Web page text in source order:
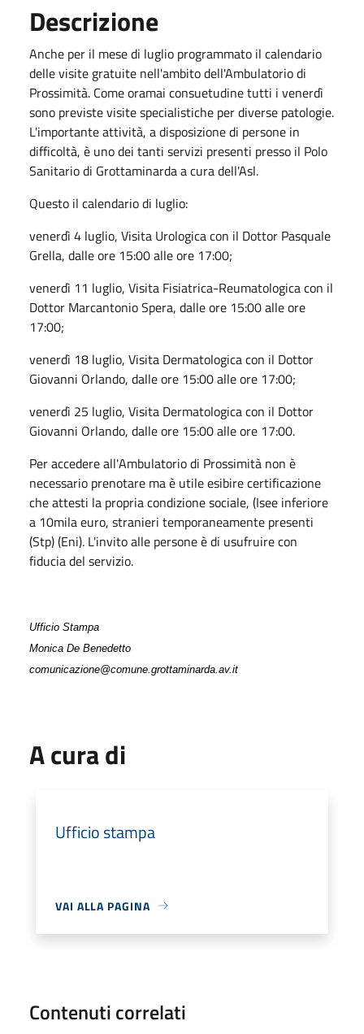
Descrizione
Anche per il mese di luglio programmato il calendario
delle visite gratuite nell'ambito dell'Ambulatorio di
Prossimità. Come oramai consuetudine tutti i venerdì
sono previste visite specialistiche per diverse patologie.
L'importante attività, a disposizione di persone in
difficoltà, è uno dei tanti servizi presenti presso il Polo
Sanitario di Grottaminarda a cura dell'Asl.
Questo il calendario di luglio:
venerdì 4 luglio, Visita Urologica con il Dottor Pasquale
Grella, dalle ore 15:00 alle ore 17:00;
venerdì 11 luglio, Visita Fisiatrica-Reumatologica con il
Dottor Marcantonio Spera, dalle ore 15:00 alle ore
17:00;
venerdì 18 luglio, Visita Dermatologica con il Dottor
Giovanni Orlando, dalle ore 15:00 alle ore 17:00;
venerdì 25 luglio, Visita Dermatologica con il Dottor
Giovanni Orlando, dalle ore 15:00 alle ore 17:00.
Per accedere all'Ambulatorio di Prossimità non è
necessario prenotare ma è utile esibire certificazione
che attesti la propria condizione sociale, (Isee inferiore
a 10mila euro, stranieri temporaneamente presenti
(Stp) (Eni). L'invito alle persone è di usufruire con
fiducia del servizio.
Ufficio Stampa
Monica De Benedetto
comunicazione@comune.grottaminarda.av.it
A cura di
Ufficio stampa
VAI ALLA PAGINA
Contenuti correlati